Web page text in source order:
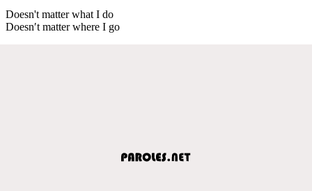
Doesn't matter what I do
Doesn′t matter where I go